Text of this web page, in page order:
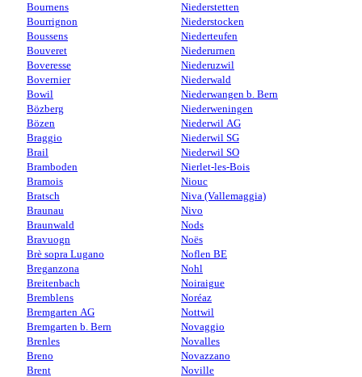
Bournens
Bourrignon
Boussens
Bouveret
Boveresse
Bovernier
Bowil
Bözberg
Bözen
Braggio
Brail
Bramboden
Bramois
Bratsch
Braunau
Braunwald
Bravuogn
Brè sopra Lugano
Breganzona
Breitenbach
Bremblens
Bremgarten AG
Bremgarten b. Bern
Brenles
Breno
Brent
Niederstetten
Niederstocken
Niederteufen
Niederurnen
Niederuzwil
Niederwald
Niederwangen b. Bern
Niederweningen
Niederwil AG
Niederwil SG
Niederwil SO
Nierlet-les-Bois
Niouc
Niva (Vallemaggia)
Nivo
Nods
Noës
Noflen BE
Nohl
Noiraigue
Noréaz
Nottwil
Novaggio
Novalles
Novazzano
Noville